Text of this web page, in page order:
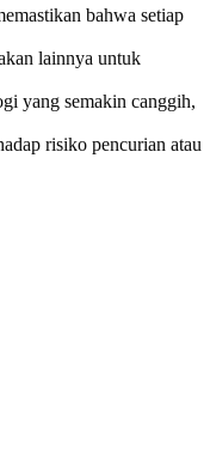
bahwa setiap
lainnya untuk
yang semakin canggih,
risiko pencurian atau